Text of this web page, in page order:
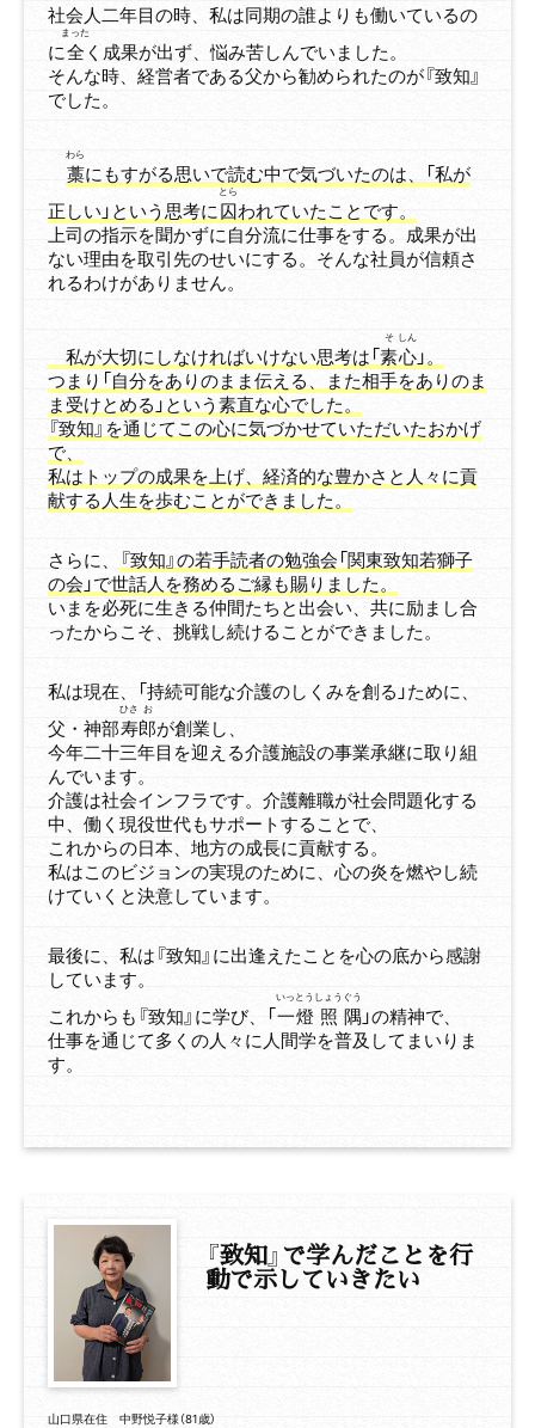
社会人二年目の時、私は同期の誰よりも働いているの
に全
まった
く成果が出ず、悩み苦しんでいました。
そんな時、経営者である父から勧められたのが『致知』
でした。
藁
わら
にもすがる思いで読む中で気づいたのは、「私が
正しい」という思考に囚
とら
われていたことです。
上司の指示を聞かずに自分流に仕事をする。成果が出
ない理由を取引先のせいにする。そんな社員が信頼さ
れるわけがありません。
私が大切にしなければいけない思考は「素
そ
心
しん
」。
つまり「自分をありのまま伝える、また相手をありのま
ま受けとめる」という素直な心でした。
『致知』を通じてこの心に気づかせていただいたおかげ
で、
私はトップの成果を上げ、経済的な豊かさと人々に貢
献する人生を歩むことができました。
さらに、
『致知』の若手読者の勉強会「関東致知若獅子
の会」で世話人を務めるご縁も賜りました。
いまを必死に生きる仲間たちと出会い、共に励まし合
ったからこそ、挑戦し続けることができました。
私は現在、「持続可能な介護のしくみを創る」ために、
父・神部寿
ひさ
郎
お
が創業し、
今年二十三年目を迎える介護施設の事業承継に取り組
んでいます。
介護は社会インフラです。介護離職が社会問題化する
中、働く現役世代もサポートすることで、
これからの日本、地方の成長に貢献する。
私はこのビジョンの実現のために、心の炎を燃やし続
けていくと決意しています。
最後に、私は『致知』に出逢えたことを心の底から感謝
しています。
これからも『致知』に学び、「一
いっ
燈
とう
照
しょう
隅
ぐう
」の精神で、
仕事を通じて多くの人々に人間学を普及してまいりま
す。
『致知』で学んだことを行
動で示していきたい
山口県在住 中野悦子様（81歳）